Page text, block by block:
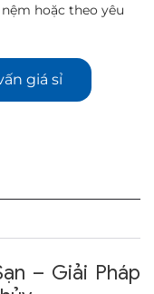
hoặc theo yêu
giá sỉ
– Giải Pháp